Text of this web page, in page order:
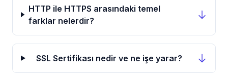
HTTP ile HTTPS arasındaki temel
farklar nelerdir?
SSL Sertifikası nedir ve ne işe yarar?